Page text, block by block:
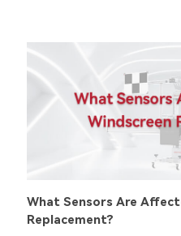
What Sensors Are
Replacement?